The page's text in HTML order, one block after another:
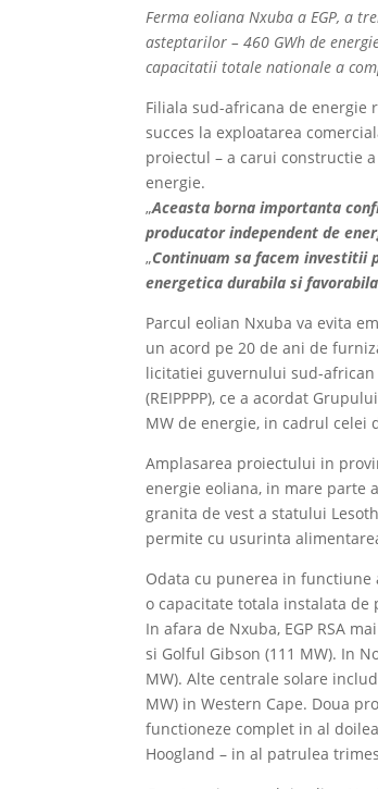
Ferma eoliana Nxuba a EGP, a
asteptarilor – 460 GWh de
capacitatii totale nationale a
Filiala sud-africana de energie
succes la exploatarea
proiectul – a carui constructie
energie.
„Aceasta borna importanta
producator independent de
„Continuam sa facem investitii
energetica durabila si
Parcul eolian Nxuba va evita
un acord pe 20 de ani de
licitatiei guvernului sud-
(REIPPPP), ce a acordat
MW de energie, in cadrul celei
Amplasarea proiectului in
energie eoliana, in mare parte
granita de vest a statului
permite cu usurinta
Odata cu punerea in functiune
o capacitate totala instalata de
In afara de Nxuba, EGP RSA
si Golful Gibson (111 MW). In
MW). Alte centrale solare
MW) in Western Cape. Doua
functioneze complet in al
Hoogland – in al patrulea